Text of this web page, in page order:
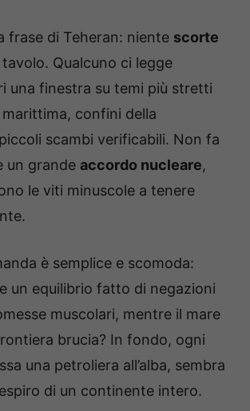
frase di Teheran: niente scorte
tavolo. Qualcuno ci legge
una finestra su temi più stretti
confini della
scambi verificabili. Non fa
un grande accordo nucleare,
le viti minuscole a tenere
è semplice e scomoda:
un equilibrio fatto di negazioni
muscolari, mentre il mare
brucia? In fondo, ogni
una petroliera all’alba, sembra
di un continente intero.